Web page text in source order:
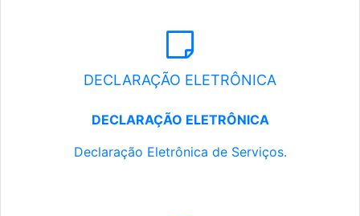
DECLARAÇÃO ELETRÔNICA
DECLARAÇÃO ELETRÔNICA
Declaração Eletrônica de Serviços.